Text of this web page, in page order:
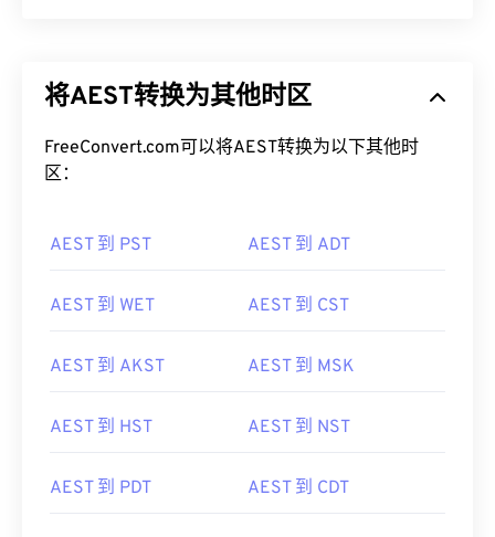
将AEST转换为其他时区
FreeConvert.com可以将AEST转换为以下其他时
区：
AEST 到 PST AEST 到 ADT
AEST 到 WET AEST 到 CST
AEST 到 AKST AEST 到 MSK
AEST 到 HST AEST 到 NST
AEST 到 PDT AEST 到 CDT